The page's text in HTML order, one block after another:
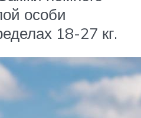
особи
18-27 кг.